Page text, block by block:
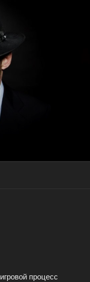
процесс